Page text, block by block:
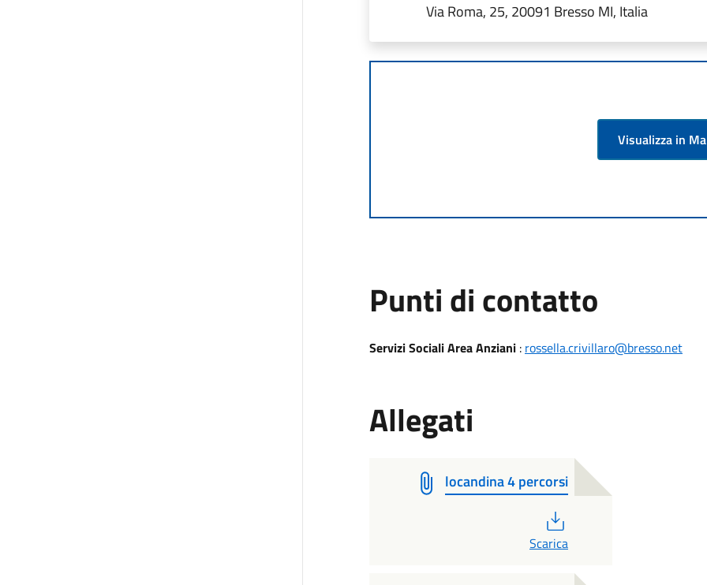
Via Roma, 25, 20091 Bresso MI, Italia
Visualizza in
Punti di contatto
Servizi Sociali Area Anziani: rossella.crivillaro@bresso.net
Allegati
locandina 4 percorsi
Scarica